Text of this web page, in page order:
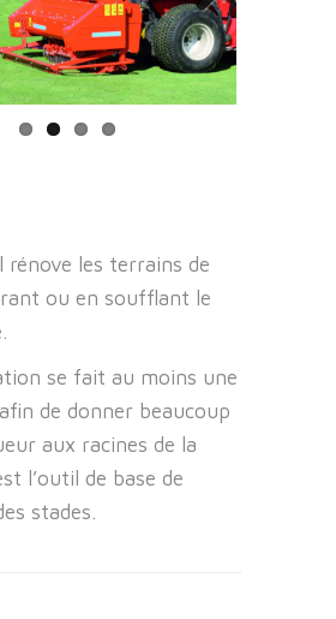
Next
rénove les terrains de
ou en soufflant le
se fait au moins une
de donner beaucoup
aux racines de la
l’outil de base de
stades.